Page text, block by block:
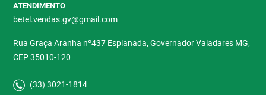
ATENDIMENTO
betel.vendas.gv@gmail.com
Rua Graça Aranha nº437 Esplanada, Governador Valadares MG,
CEP 35010-120
(33) 3021-1814